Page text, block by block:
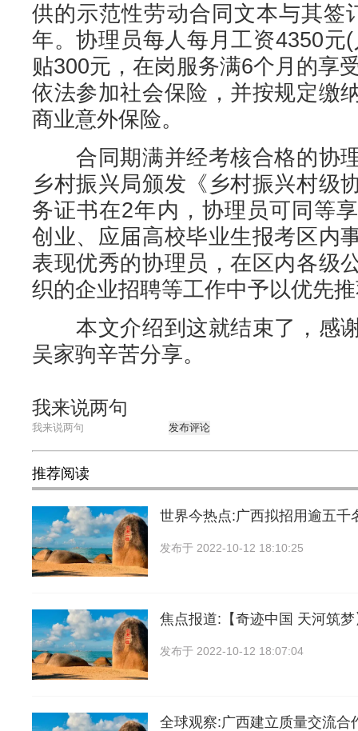
供的示范性劳动合同文本与其签
年。协理员每人每月工资4350元
贴300元，在岗服务满6个月的享
依法参加社会保险，并按规定缴
商业意外保险。
合同期满并经考核合格的协
乡村振兴局颁发《乡村振兴村级
务证书在2年内，协理员可同等
创业、应届高校毕业生报考区内
表现优秀的协理员，在区内各级
织的企业招聘等工作中予以优先
本文介绍到这就结束了，感
吴家驹辛苦分享。
我来说两句
发布评论
推荐阅读
世界今热点:广西拟招用逾五千
发布于 2022-10-12 18:10:25
焦点报道:【奇迹中国 天河筑
发布于 2022-10-12 18:07:04
全球观察:广西建立质量交流合